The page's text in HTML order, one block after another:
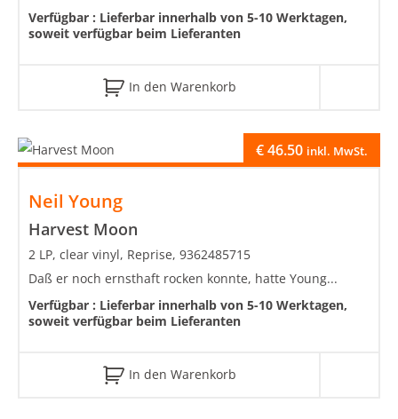
Verfügbar : Lieferbar innerhalb von 5-10 Werktagen,
soweit verfügbar beim Lieferanten
In den Warenkorb
Neil Young
Harvest Moon
€46.50 inkl. MwSt.
2 LP, clear vinyl, Reprise, 9362485715
Daß er noch ernsthaft rocken konnte, hatte Young...
Verfügbar : Lieferbar innerhalb von 5-10 Werktagen,
soweit verfügbar beim Lieferanten
In den Warenkorb